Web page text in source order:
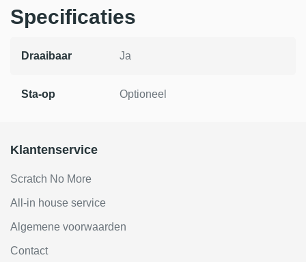
Specificaties
Draaibaar Ja
Sta-op Optioneel
Klantenservice
Scratch No More
All-in house service
Algemene voorwaarden
Contact